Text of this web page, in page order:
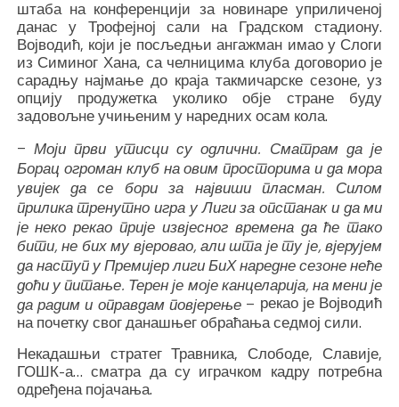
штаба на конференцији за новинаре уприличеној
данас у Трофејној сали на Градском стадиону.
Војводић, који је посљедњи ангажман имао у Слоги
из Симиног Хана, са челницима клуба договорио је
сарадњу најмање до краја такмичарске сезоне, уз
опцију продужетка уколико обје стране буду
задовољне учињеним у наредних осам кола.
– Моји први утисци су одлични. Сматрам да је
Борац огроман клуб на овим просторима и да мора
увијек да се бори за највиши пласман. Силом
прилика тренутно игра у Лиги за опстанак и да ми
је неко рекао прије извјесног времена да ће тако
бити, не бих му вјеровао, али шта је ту је, вјерујем
да наступ у Премијер лиги БиХ наредне сезоне неће
доћи у питање. Терен је моје канцеларија, на мени је
да радим и оправдам повјерење– рекао је Војводић
на почетку свог данашњег обраћања седмој сили.
Некадашњи стратег Травника, Слободе, Славије,
ГОШК-а… сматра да су играчком кадру потребна
одређена појачања.